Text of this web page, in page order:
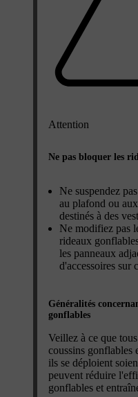
Attention
Ne pas bloquer les
Ne suspendez
au plafond ou
destinés à des
Ne modifiez pas
rideaux
les panneaux
d'accessoires sur
Généralités
gonflables
Veillez à ce que
coussins gonflables
ils se déploient
peuvent réduire
gonflables et